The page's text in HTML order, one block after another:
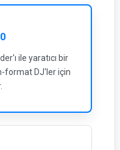
ile yaratıcı bir
format DJ'ler için